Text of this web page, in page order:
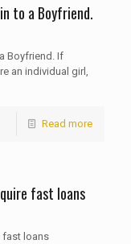
to a Boyfriend.
Boyfriend. If
an individual girl,
Read more
fast loans
fast loans